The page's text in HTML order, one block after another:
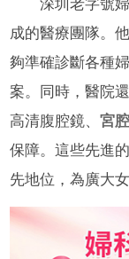
深圳老字號
成的醫療團隊。
夠準確診斷各種
案。同時，醫院
高清腹腔鏡、宮
保障。這些先進
先地位，為廣大